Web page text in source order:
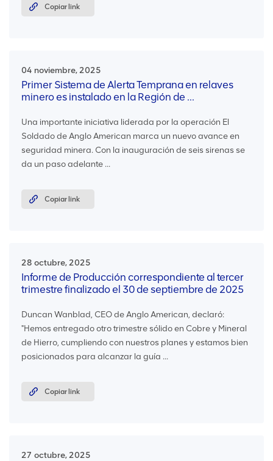
Copiar link
04 noviembre, 2025
Primer Sistema de Alerta Temprana en relaves
minero es instalado en la Región de ...
Una importante iniciativa liderada por la operación El
Soldado de Anglo American marca un nuevo avance en
seguridad minera. Con la inauguración de seis sirenas se
da un paso adelante ...
Copiar link
28 octubre, 2025
Informe de Producción correspondiente al tercer
trimestre finalizado el 30 de septiembre de 2025
Duncan Wanblad, CEO de Anglo American, declaró:
"Hemos entregado otro trimestre sólido en Cobre y Mineral
de Hierro, cumpliendo con nuestros planes y estamos bien
posicionados para alcanzar la guía ...
Copiar link
27 octubre, 2025